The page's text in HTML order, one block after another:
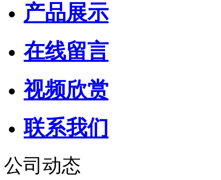
产品展示
在线留言
视频欣赏
联系我们
公司动态